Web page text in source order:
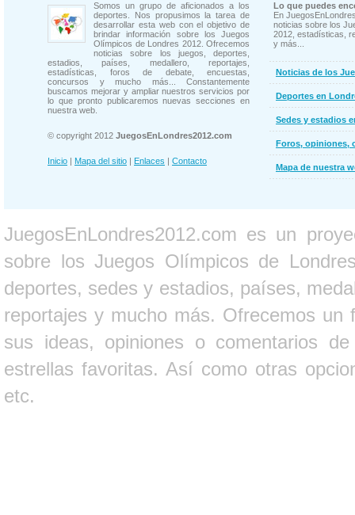
Somos un grupo de aficionados a los
deportes. Nos propusimos la tarea de
desarrollar esta web con el objetivo de
brindar información sobre los Juegos
Olímpicos de Londres 2012. Ofrecemos
noticias sobre los juegos, deportes,
estadios, países, medallero, reportajes,
estadísticas, foros de debate, encuestas,
concursos y mucho más... Constantemente
buscamos mejorar y ampliar nuestros servicios por
lo que pronto publicaremos nuevas secciones en
nuestra web.
© copyright 2012 JuegosEnLondres2012.com
Inicio | Mapa del sitio | Enlaces | Contacto
Lo que puedes
En
noticias sobre los
2012, estadísticas,
y más...
Noticias de los
Deportes en
Sedes y estadios
Foros, opiniones,
Mapa de nuestra
JuegosEnLondres2012.com es un
sobre los Juegos Olímpicos de
deportes, sedes y estadios, países,
reportajes y mucho más. Ofrecemos un
sus ideas, opiniones o comentarios
estrellas favoritas. Así como otras
etc.